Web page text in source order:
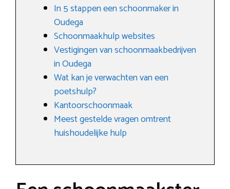
In 5 stappen een schoonmaker in
Oudega
Schoonmaakhulp websites
Vestigingen van schoonmaakbedrijven
in Oudega
Wat kan je verwachten van een
poetshulp?
Kantoorschoonmaak
Meest gestelde vragen omtrent
huishoudelijke hulp